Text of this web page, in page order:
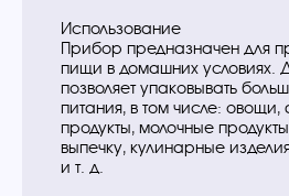
Использование
Прибор предназначен для
пищи в домашних условиях.
позволяет упаковывать
питания, в том числе:
продукты, молочные
выпечку, кулинарные
и т. д.